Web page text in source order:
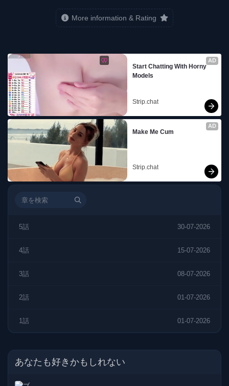
More information & Rating
AD
Start Chatting With Horny
Models
Strip.chat
AD
Make Me Cum
Strip.chat
5話 30-07-2026
4話 15-07-2026
3話 08-07-2026
2話 01-07-2026
1話 01-07-2026
あなたも好きかもしれない